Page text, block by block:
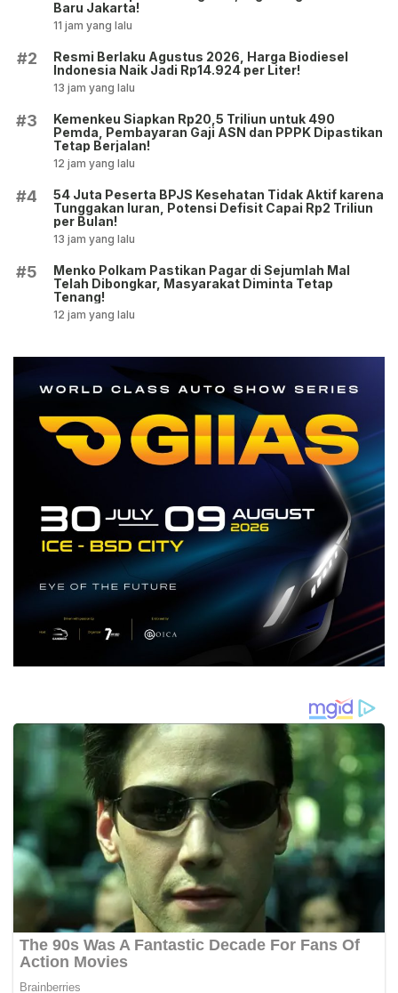
Baru Jakarta!
11 jam yang lalu
#2
Resmi Berlaku Agustus 2026, Harga Biodiesel
Indonesia Naik Jadi Rp14.924 per Liter!
13 jam yang lalu
#3
Kemenkeu Siapkan Rp20,5 Triliun untuk 490
Pemda, Pembayaran Gaji ASN dan PPPK Dipastikan
Tetap Berjalan!
12 jam yang lalu
#4
54 Juta Peserta BPJS Kesehatan Tidak Aktif karena
Tunggakan Iuran, Potensi Defisit Capai Rp2 Triliun
per Bulan!
13 jam yang lalu
#5
Menko Polkam Pastikan Pagar di Sejumlah Mal
Telah Dibongkar, Masyarakat Diminta Tetap
Tenang!
12 jam yang lalu